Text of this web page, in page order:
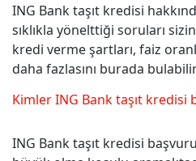
ING Bank taşıt kredisi
sıklıkla yönelttiği soruları
kredi verme şartları, faiz
daha fazlasını burada
Kimler ING Bank taşıt kredisi
ING Bank taşıt kredisi